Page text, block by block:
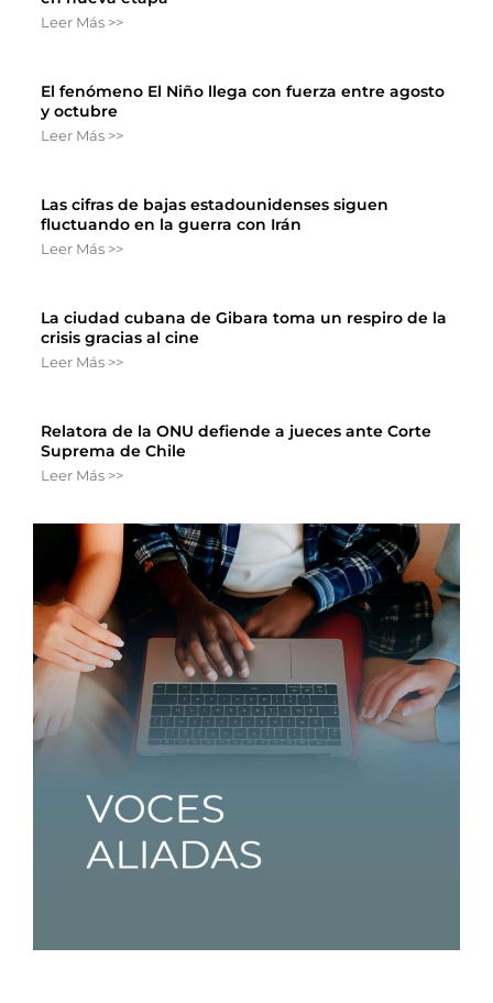
Leer Más >>
El fenómeno El Niño llega con fuerza entre agosto
y octubre
Leer Más >>
Las cifras de bajas estadounidenses siguen
fluctuando en la guerra con Irán
Leer Más >>
La ciudad cubana de Gibara toma un respiro de la
crisis gracias al cine
Leer Más >>
Relatora de la ONU defiende a jueces ante Corte
Suprema de Chile
Leer Más >>